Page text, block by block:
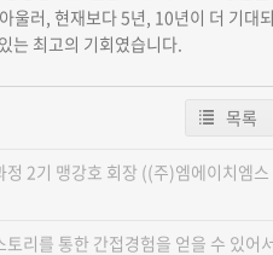
울러, 현재보다 5년, 10년이 더 기대
는 최고의 기회였습니다.
목록
정 2기 맹강호 회장 ((주)엠에이치엠스
리를 통한 간접경험을 얻을 수 있어